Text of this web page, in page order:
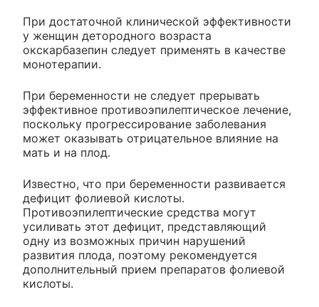
При достаточной клинической эффективности
у женщин детородного возраста
окскарбазепин следует применять в качестве
монотерапии.
При беременности не следует прерывать
эффективное противоэпилептическое лечение,
поскольку прогрессирование заболевания
может оказывать отрицательное влияние на
мать и на плод.
Известно, что при беременности развивается
дефицит фолиевой кислоты.
Противоэпилептические средства могут
усиливать этот дефицит, представляющий
одну из возможных причин нарушений
развития плода, поэтому рекомендуется
дополнительный прием препаратов фолиевой
кислоты.